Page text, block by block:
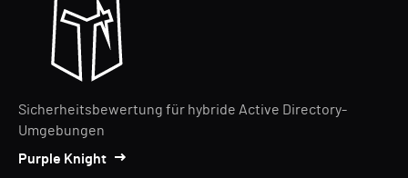
Sicherheitsbewertung für hybride Active Directory-
Umgebungen
Purple Knight